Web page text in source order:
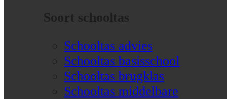
Soort schooltas
Schooltas advies
Schooltas basisschool
Schooltas brugklas
Schooltas middelbare